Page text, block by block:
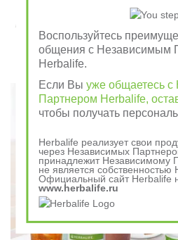
Завтрак съешь сам,
отдай врагу
Воспользуйтесь
общения с Независимым
Herbalife.
Если Выуже общаетесь
Партнером Herbalife,
чтобы получать
Herbalife реализует свои
через Независимых
принадлежит Независимому
не является собственностью
Официальный сайт Herbalife
www.herbalife.ru